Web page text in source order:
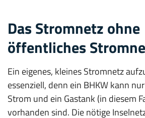
Das Stromnetz ohne
öffentliches
Ein eigenes, kleines Stromnetz
essenziell, denn ein BHKW kann
Strom und ein Gastank (in diesem
vorhanden sind. Die nötige